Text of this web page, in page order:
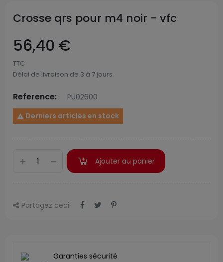
Crosse qrs pour m4 noir - vfc
56,40 €
TTC
Délai de livraison de 3 à 7 jours.
Reference: PU02600
 Derniers articles en stock
Ajouter au panier
Partagez ceci:
Garanties sécurité